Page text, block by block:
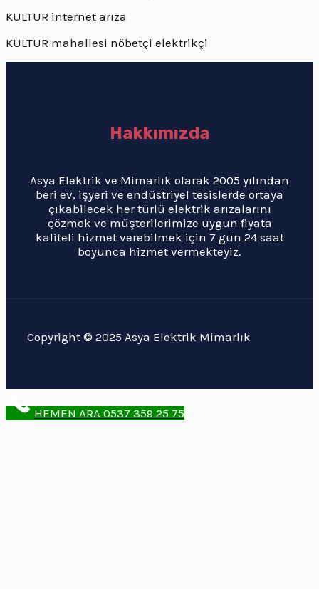
KULTUR internet arıza
KULTUR mahallesi nöbetçi elektrikçi
Hakkımızda
Asya Elektrik ve Mimarlık olarak 2005 yılından
beri ev, işyeri ve endüstriyel tesislerde ortaya
çıkabilecek her türlü elektrik arızalarını
çözmek ve müşterilerimize uygun fiyata
kaliteli hizmet verebilmek için 7 gün 24 saat
boyunca hizmet vermekteyiz.
Copyright © 2025 Asya Elektrik Mimarlık
HEMEN ARA 0537 359 25 75